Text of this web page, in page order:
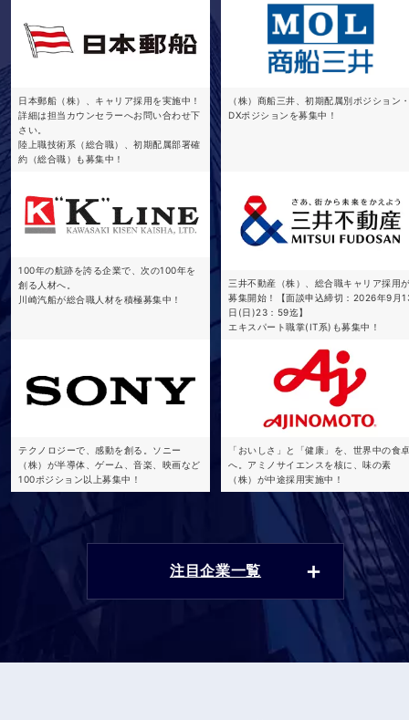
日本郵船（株）、キャリア採用を実施中！
詳細は担当カウンセラーへお問い合わせ下
さい。
陸上職技術系（総合職）、初期配属部署確
約（総合職）も募集中！
（株）商船三井、初期配属別ポジション
DXポジションを募集中！
100年の航跡を誇る企業で、次の100年を
創る人材へ。
川崎汽船が総合職人材を積極募集中！
三井不動産（株）、総合職キャリア採用
募集開始！【面談申込締切：2026年9月
日(日)23：59迄】
エキスパート職掌(IT系)も募集中！
テクノロジーで、感動を創る。ソニー
（株）が半導体、ゲーム、音楽、映画など
100ポジション以上募集中！
「おいしさ」と「健康」を、世界中の食
へ。アミノサイエンスを核に、味の素
（株）が中途採用実施中！
注目企業一覧